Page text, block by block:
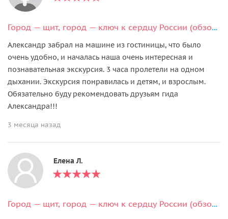
Город — щит, город — ключ к сердцу России (обзорная экскурсия)
Александр забрал на машине из гостиницы, что было
очень удобно, и началась наша очень интересная и
познавательная экскурсия. 3 часа пролетели на одном
дыхании. Экскурсия понравилась и детям, и взрослым.
Обязательно буду рекомендовать друзьям гида
Александра!!!
3 месяца назад
Елена Л.
Город — щит, город — ключ к сердцу России (обзорная экскурсия)